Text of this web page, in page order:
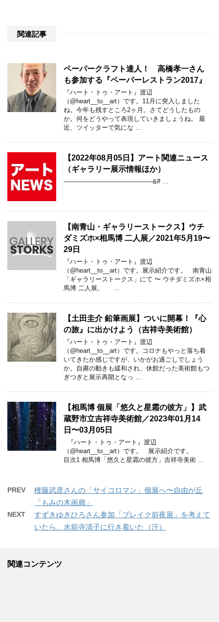
関連記事
ペーパークラフト達人！ 高橋孝一さん
も参加する『ペーパーレストラン2017』
『ハート・トゥ・アート』渡辺
（@heart__to__art）です。11月に突入しました
ね。今年も残すところ2ヶ月。さてどうしたもの
か。何をどうやって表現していきましょうね。 最
近、ツイッターで気にな …
【2022年08月05日】アート関連ニュース
（ギャラリー展示情報ほか）
——————————————&# …
【南青山・ギャラリーストークス】ウチ
ダミズホ×相馬博 二人展／2021年5月19〜
29日
『ハート・トゥ・アート』渡辺
（@heart__to__art）です。展示紹介です。 南青山
「ギャラリーストークス」にて 〜 ウチダミズホ×相
馬博 二人展。 …
【土田圭介 鉛筆画展】ついに開幕！『心
の旅』に出かけよう（吉祥寺美術館）
『ハート・トゥ・アート』渡辺
（@heart__to__art）です。コロナもやっと落ち着
いてきたか感じですが、いかがお過ごしでしょう
か。自粛の動きも緩和され、休館だった美術館もつ
ぎつぎと展示再開となっ …
【相馬博 個展「悠久と星霜の彼方」】武
蔵野市立吉祥寺美術館／2023年01月14
日〜03月05日
『ハート・トゥ・アート』渡辺
（@heart__to__art）です。 展示紹介です。
目次1 相馬博「悠久と星霜の彼方」吉祥寺美術 …
PREV
権藤武彦さんの「サイコロマン」個展へ〜自由が丘
「もみの木画廊」
NEXT
すずきゆきひろさん参加「ブレイク前夜展」を考えて
いたら、水前寺清子に行き着いた（汗）
関連コンテンツ